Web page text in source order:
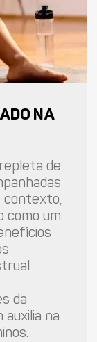
NA
de
contexto,
como um
da
na